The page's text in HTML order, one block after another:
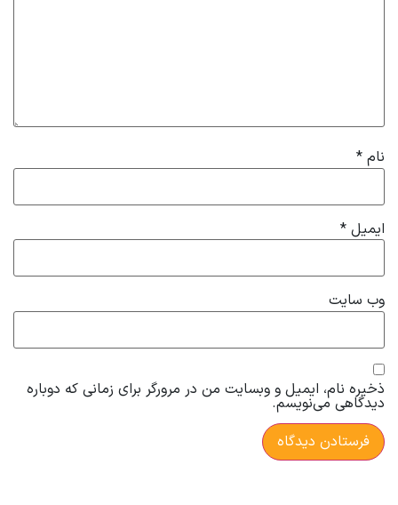
نام *
ایمیل *
وب‌ سایت
ذخیره نام، ایمیل و وبسایت من در مرورگر برای زمانی که دوباره
دیدگاهی می‌نویسم.